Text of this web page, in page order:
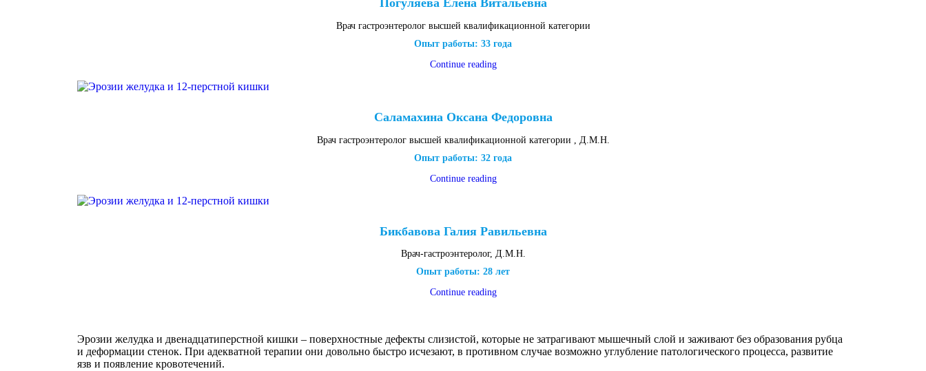
Погуляева Елена Витальевна
Врач гастроэнтеролог высшей квалификационной категории
Опыт работы: 33 года
Continue reading
Саламахина Оксана Федоровна
Врач гастроэнтеролог высшей квалификационной категории , Д.М.Н.
Опыт работы: 32 года
Continue reading
Бикбавова Галия Равильевна
Врач-гастроэнтеролог, Д.М.Н.
Опыт работы: 28 лет
Continue reading
Эрозии желудка и двенадцатиперстной кишки – поверхностные дефекты слизистой, которые не затрагивают мышечный слой и заживают без образования рубца
и деформации стенок. При адекватной терапии они довольно быстро исчезают, в противном случае возможно углубление патологического процесса, развитие
язв и появление кровотечений.